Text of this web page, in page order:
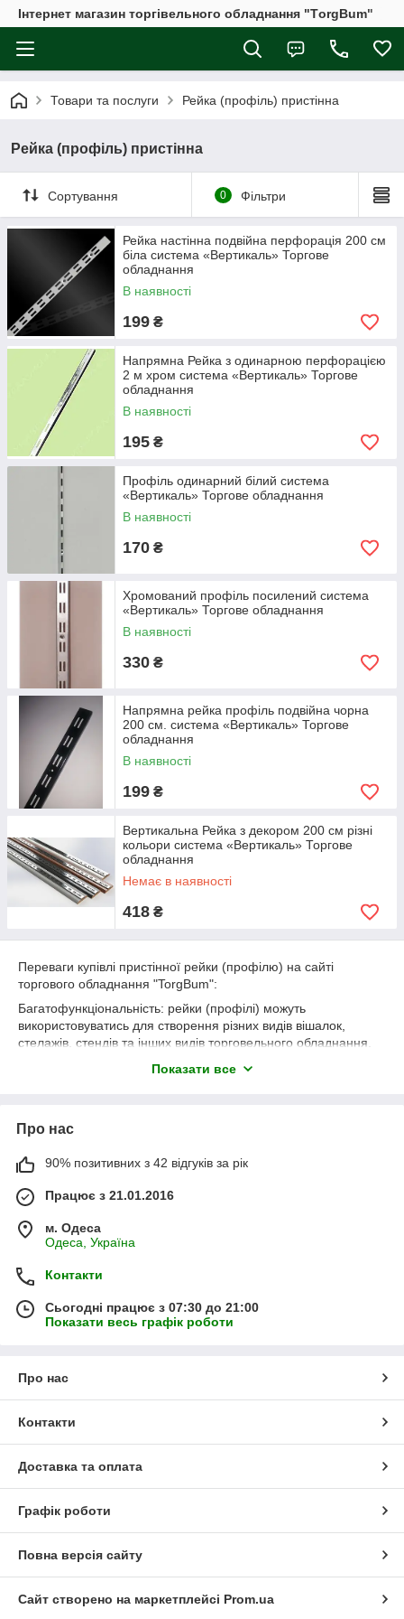
Інтернет магазин торгівельного обладнання "ТorgBum"
Товари та послуги Рейка (профіль) пристінна
Рейка (профіль) пристінна
Сортування 0 Фільтри
Рейка настінна подвійна перфорація 200 см
біла система «Вертикаль» Торгове
обладнання
В наявності
199 ₴
Напрямна Рейка з одинарною перфорацією
2 м хром система «Вертикаль» Торгове
обладнання
В наявності
195 ₴
Профіль одинарний білий система
«Вертикаль» Торгове обладнання
В наявності
170 ₴
Хромований профіль посилений система
«Вертикаль» Торгове обладнання
В наявності
330 ₴
Напрямна рейка профіль подвійна чорна
200 см. система «Вертикаль» Торгове
обладнання
В наявності
199 ₴
Вертикальна Рейка з декором 200 см різні
кольори система «Вертикаль» Торгове
обладнання
Немає в наявності
418 ₴
Переваги купівлі пристінної рейки (профілю) на сайті
торгового обладнання "TorgBum":
Багатофункціональність: рейки (профілі) можуть
використовуватись для створення різних видів вішалок,
стелажів, стендів та інших видів торговельного обладнання.
Міцність: рейки виготовляються з якісних матеріалів, що
дозволяє легко встановити в них вішалки та інші елементи
Естетика: пристінні рейки виглядають сучасно та стильно, що
інтер'єрі будинку чи офісу.
Різноманітність розмірів: на сайті "TorgBum" представлений
широкий вибір пристінних рейок різних розмірів, що дозволяє
Доступна ціна: компанія "TorgBum" пропонує пристінні рейки
(профілі) за доступною ціною, що дозволяє заощадити
бюджет під час купівлі торговельного обладнання.
Показати все
Про нас
90% позитивних з 42 відгуків за рік
Працює з 21.01.2016
м. Одеса
Одеса, Україна
Контакти
Сьогодні працює з 07:30 до 21:00
Показати весь графік роботи
Про нас
Контакти
Доставка та оплата
Графік роботи
Повна версія сайту
Сайт створено на маркетплейсі Prom.ua